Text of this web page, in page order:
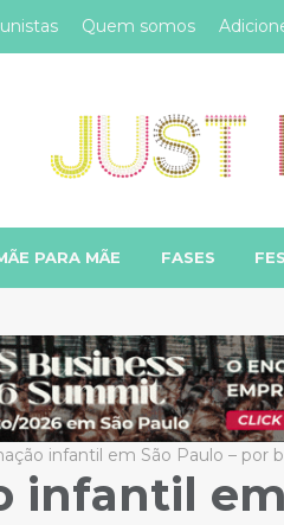
Quem somos
PARA MÃE FASES
infantil em São Paulo – por
infantil